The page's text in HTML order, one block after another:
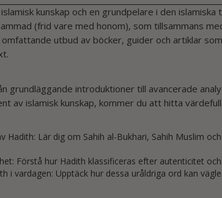
kunskap och en grundpelare i den
(frid vare med honom), som tillsammans
utbud av böcker, guider och artiklar
grundläggande introduktioner till avancerade
av islamisk kunskap, kommer du att hitta
Hadith: Lär dig om Sahih al-Bukhari, Sahih Muslim
Förstå hur Hadith klassificeras efter autenticitet
i vardagen: Upptäck hur dessa uråldriga ord kan